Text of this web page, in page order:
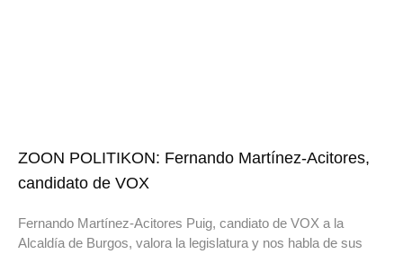
ZOON POLITIKON: Fernando Martínez-Acitores,
candidato de VOX
Fernando Martínez-Acitores Puig, candiato de VOX a la
Alcaldía de Burgos, valora la legislatura y nos habla de sus